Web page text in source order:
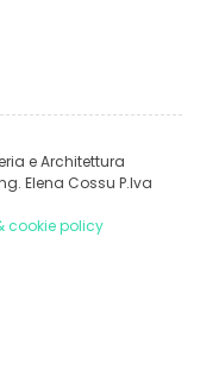
e Architettura
Elena Cossu P.Iva
cookie policy